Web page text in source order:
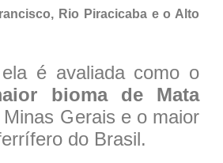
Rio Piracicaba e o Alto
é avaliada como o
bioma de Mata
Gerais e o maior
do Brasil.